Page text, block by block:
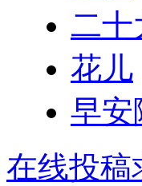
二十
花儿
早安
在线投稿